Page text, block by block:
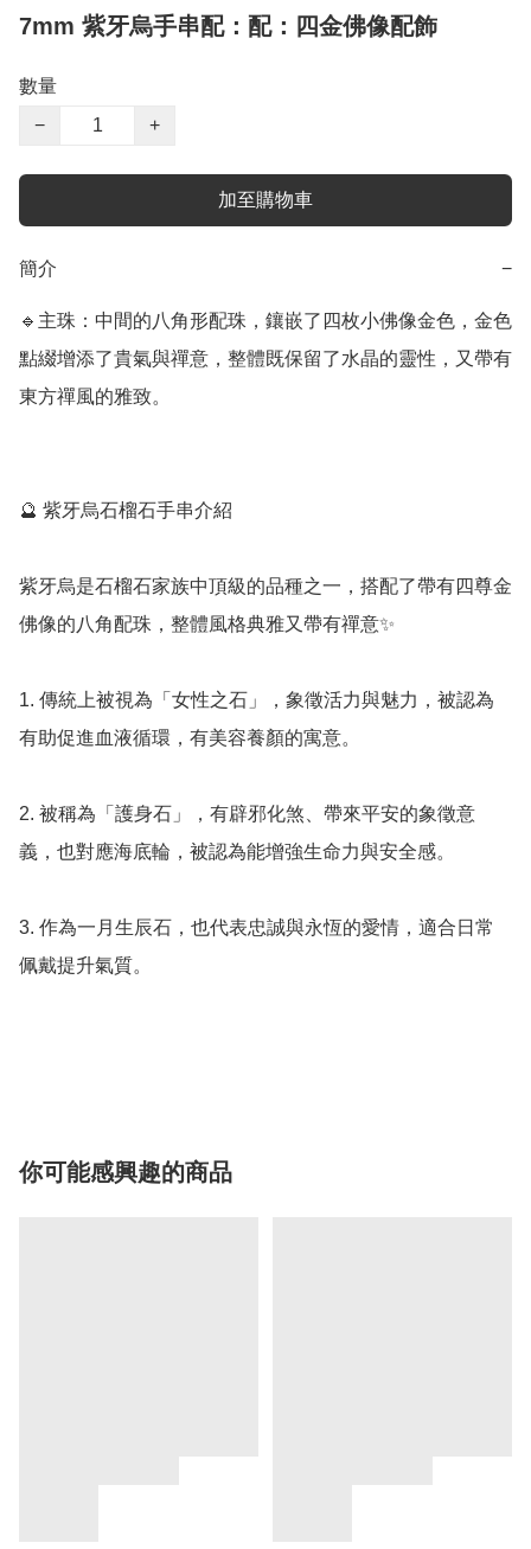
7mm 紫牙烏手串配：配：四金佛像配飾
數量
−
+
加至購物車
簡介 −
🔹主珠：中間的八角形配珠，鑲嵌了四枚小佛像金色，金色
點綴增添了貴氣與禪意，整體既保留了水晶的靈性，又帶有
東方禪風的雅致。
🔮 紫牙烏石榴石手串介紹
紫牙烏是石榴石家族中頂級的品種之一，搭配了帶有四尊金
佛像的八角配珠，整體風格典雅又帶有禪意✨
1. 傳統上被視為「女性之石」，象徵活力與魅力，被認為
有助促進血液循環，有美容養顏的寓意。
2. 被稱為「護身石」，有辟邪化煞、帶來平安的象徵意
義，也對應海底輪，被認為能增強生命力與安全感。
3. 作為一月生辰石，也代表忠誠與永恆的愛情，適合日常
佩戴提升氣質。
你可能感興趣的商品